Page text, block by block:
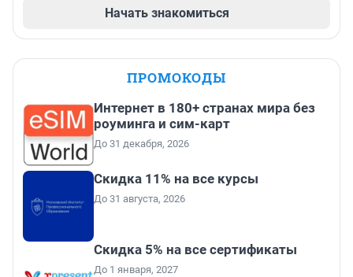
Начать знакомиться
ПРОМОКОДЫ
Интернет в 180+ странах мира без
роуминга и сим-карт
До 31 декабря, 2026
Скидка 11% на все курсы
До 31 августа, 2026
Скидка 5% на все сертификаты
До 1 января, 2027